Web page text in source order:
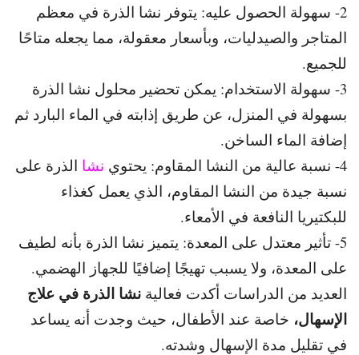
2- سهولة الحصول عليه: يتوفر نشا الذرة في معظم
المتاجر والصيدليات، وبأسعار معقولة، مما يجعله متاحًا
للجميع.
3- سهولة الاستخدام: يمكن تحضير محلول نشا الذرة
بسهولة في المنزل، عن طريق إذابته في الماء البارد ثم
إضافة الماء الساخن.
4- نسبة عالية من النشا المقاوم: يحتوي
نشا الذرة على
نسبة جيدة من النشا المقاوم، الذي يعمل كغذاء
للبكتيريا النافعة في الأمعاء.
5- تأثير معتدل على المعدة: يتميز نشا الذرة بأنه لطيف
على المعدة، ولا يسبب تهيجًا إضافيًا للجهاز الهضمي.
العديد من الدراسات أكدت فعالية نشا الذرة في علاج
الإسهال، خاصة عند الأطفال، حيث وجدت أنه يساعد
في تقليل مدة الإسهال وشدته.